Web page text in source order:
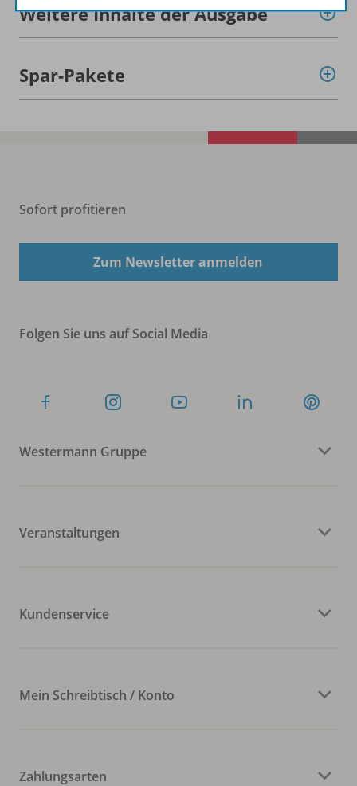
Weitere Inhalte der Ausgabe
Spar-Pakete
Sofort profitieren
Zum Newsletter anmelden
Folgen Sie uns auf Social Media
Westermann Gruppe
Veranstaltungen
Kundenservice
Mein Schreibtisch / Konto
Zahlungsarten